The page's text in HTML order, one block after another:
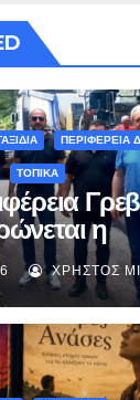
ΠΕΡΙΦΕΡΕΙΑ
ΤΟΠΙΚΑ
η
– Αβδέλλα
ΧΡΉΣΤΟΣ